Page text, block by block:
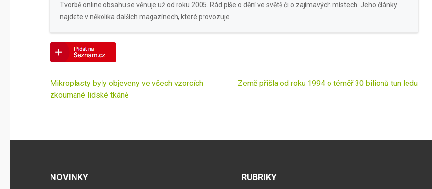
Tvorbě online obsahu se věnuje už od roku 2005. Rád píše o dění ve světě či o zajímavých místech. Jeho články
najdete v několika dalších magazínech, které provozuje.
Navigace
pro
Mikroplasty byly objeveny ve všech vzorcích
zkoumané lidské tkáně
Země přišla od roku 1994 o téměř 30 bilionů tun ledu
NOVINKY RUBRIKY